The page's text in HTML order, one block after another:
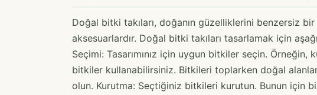
Doğal bitki takıları, doğanın güzelliklerini benzersiz
aksesuarlardır. Doğal bitki takıları tasarlamak için
Seçimi: Tasarımınız için uygun bitkiler seçin.
bitkiler kullanabilirsiniz. Bitkileri toplarken doğal
olun. Kurutma: Seçtiğiniz bitkileri kurutun. Bunun için